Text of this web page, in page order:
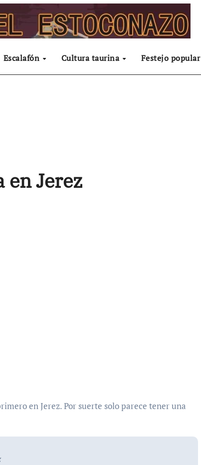
Escalafón Cultura taurina Festejo popular
en Jerez
en Jerez. Por suerte solo parece tener una